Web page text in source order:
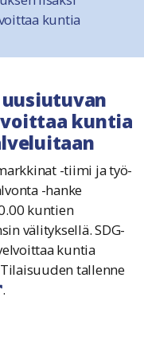
kuntia
uusiutuvan
kuntia
-tiimi ja työ-
-hanke
kuntien
välityksellä. SDG-
kuntia
tallenne
linkki avautuu uuteen
.